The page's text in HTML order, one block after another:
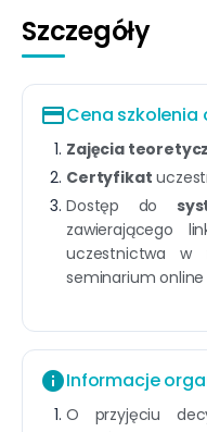
Szczegóły
paymentCena szkolenia
Zajęcia
Certyfikat
Dostęp do
zawierającego
uczestnictwa w
seminarium online
infoInformacje
O przyjęciu